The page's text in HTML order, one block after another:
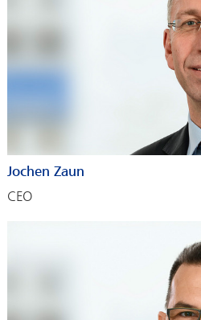
Jochen Zaun
CEO